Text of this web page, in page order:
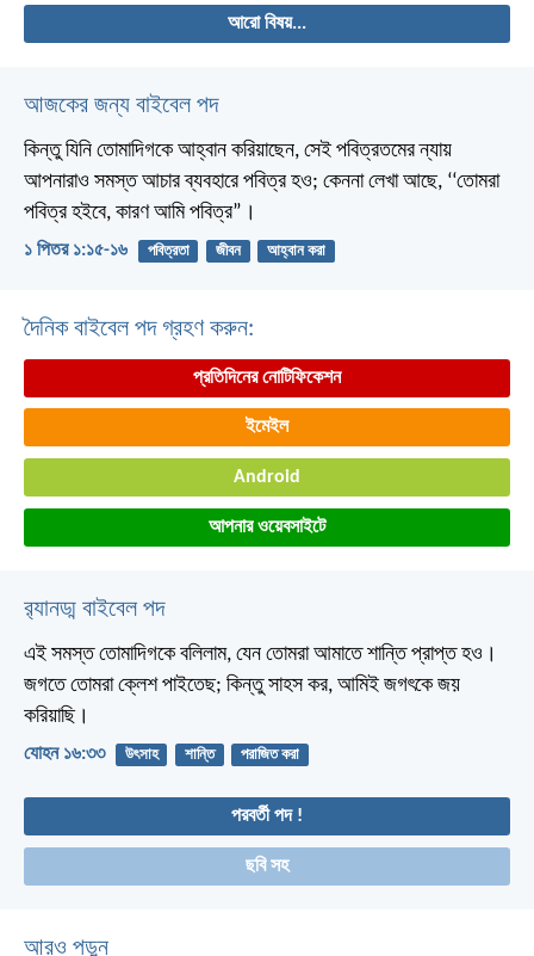
আরো বিষয়...
আজকের জন্য বাইবেল পদ
কিন্তু যিনি তোমাদিগকে আহ্বান করিয়াছেন, সেই পবিত্রতমের ন্যায়
আপনারাও সমস্ত আচার ব্যবহারে পবিত্র হও; কেননা লেখা আছে, ‘‘তোমরা
পবিত্র হইবে, কারণ আমি পবিত্র”।
১ পিতর ১:১৫-১৬ পবিত্রতা জীবন আহ্বান করা
দৈনিক বাইবেল পদ গ্রহণ করুন:
প্রতিদিনের নোটিফিকেশন
ইমেইল
Android
আপনার ওয়েবসাইটে
র‌্যানড্ম বাইবেল পদ
এই সমস্ত তোমাদিগকে বলিলাম, যেন তোমরা আমাতে শান্তি প্রাপ্ত হও।
জগতে তোমরা ক্লেশ পাইতেছ; কিন্তু সাহস কর, আমিই জগৎকে জয়
করিয়াছি।
যোহন ১৬:৩৩ উৎসাহ শান্তি পরাজিত করা
পরবর্তী পদ !
ছবি সহ
আরও পড়ুন